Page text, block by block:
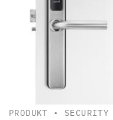
PRODUKT • SECURITY